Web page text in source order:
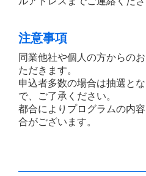
注意事項
同業他社や個人の方からの
ただきます。
申込者多数の場合は抽選と
で、ご了承ください。
都合によりプログラムの内
合がございます。